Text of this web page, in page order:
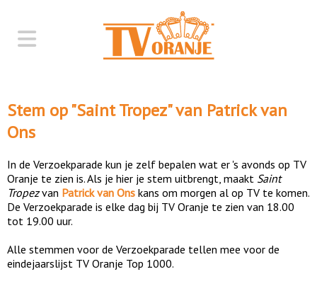
Stem op "Saint Tropez" van Patrick van
Ons
In de Verzoekparade kun je zelf bepalen wat er 's avonds op TV
Oranje te zien is. Als je hier je stem uitbrengt, maakt Saint
Tropezvan Patrick van Ons kans om morgen al op TV te komen.
De Verzoekparade is elke dag bij TV Oranje te zien van 18.00
tot 19.00 uur.
Alle stemmen voor de Verzoekparade tellen mee voor de
eindejaarslijst TV Oranje Top 1000.